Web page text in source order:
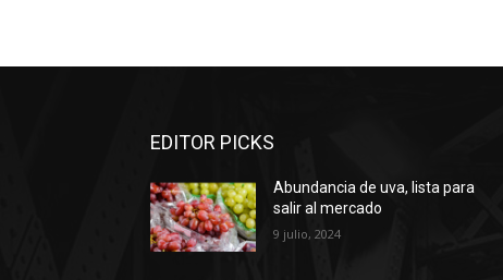
EDITOR PICKS
Abundancia de uva, lista para
salir al mercado
9 julio, 2024